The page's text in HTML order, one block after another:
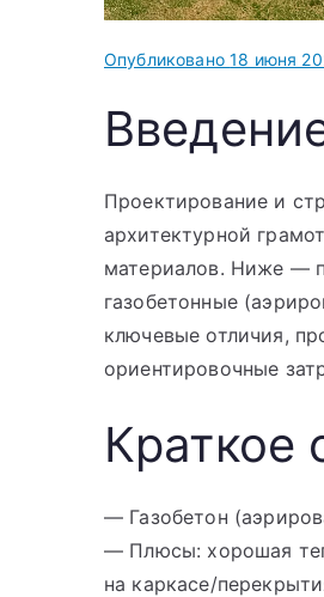
Опубликовано18 июня
Проектирование и
архитектурной
материалов. Ниже —
газобетонные
ключевые отличия,
ориентировочные
Краткое
— Газобетон
— Плюсы: хорошая
на каркасе/